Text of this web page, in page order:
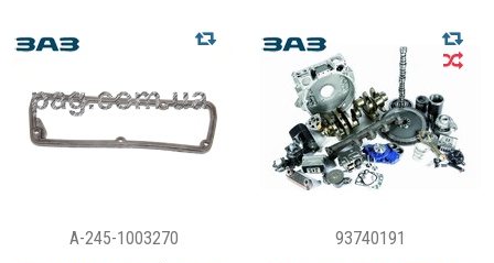
A-245-1003270 93740191